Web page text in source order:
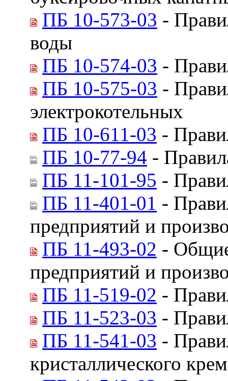
ПБ 10-573-03 -
воды
ПБ 10-574-03 -
ПБ 10-575-03 -
электрокотельных
ПБ 10-611-03 -
ПБ 10-77-94 -
ПБ 11-101-95 -
ПБ 11-401-01 -
предприятий и
ПБ 11-493-02 -
предприятий и
ПБ 11-519-02 -
ПБ 11-523-03 -
ПБ 11-541-03 -
кристаллического